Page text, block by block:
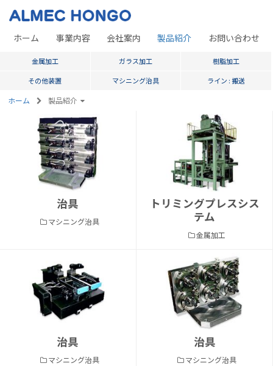
ホーム 事業内容 会社案内 製品紹介 お問い合わせ
金属加工 ガラス加工
樹脂加工
その他装置
マシニング治具 ライン : 搬送
ホーム 製品紹介
治具
マシニング治具
トリミングプレスシス
テム
金属加工
治具
マシニング治具
治具
マシニング治具